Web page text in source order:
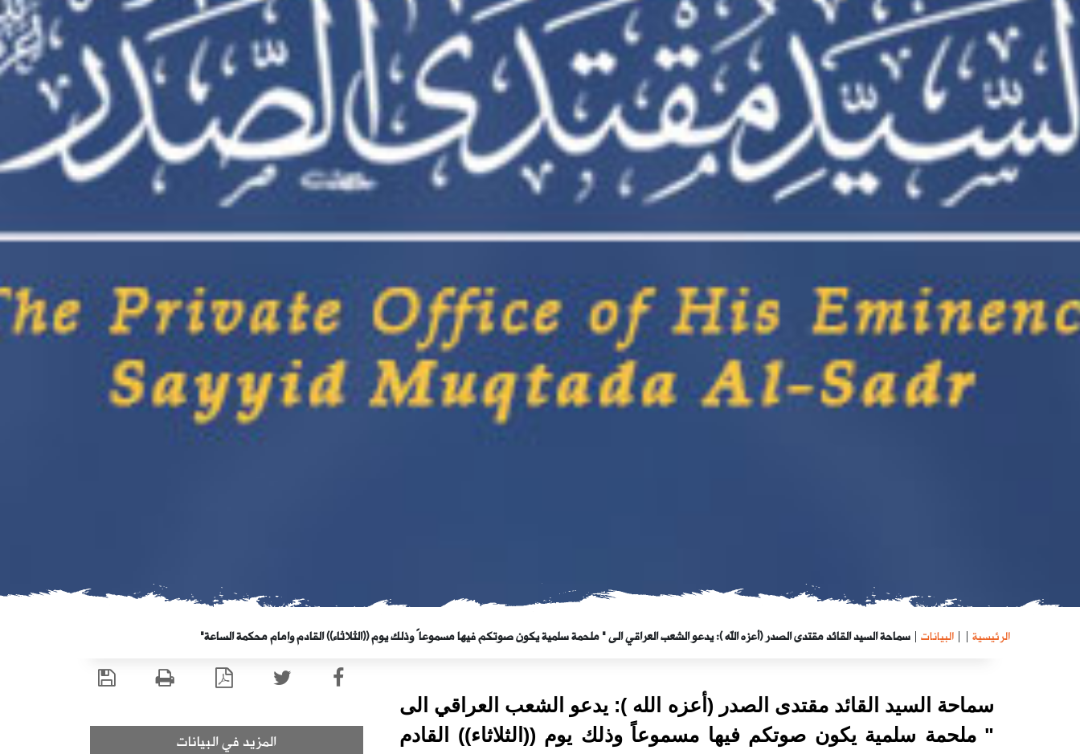
الرئيسية |
| البيانات | سماحة السيد القائد مقتدى الصدر (أعزه الله ): يدعو الشعب العراقي الى " ملحمة سلمية يكون صوتكم فيها مسموعاً وذلك يوم ((الثلاثاء)) القادم وامام محكمة الساعة"
سماحة السيد القائد مقتدى الصدر (أعزه الله ): يدعو الشعب العراقي الى
" ملحمة سلمية يكون صوتكم فيها مسموعاً وذلك يوم ((الثلاثاء)) القادم
المزيد في البيانات